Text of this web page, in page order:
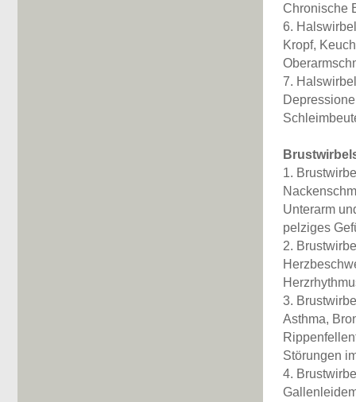
Chronische
6.
Kropf,
7.
1.
Unterarm
pelziges
2.
3.
Asthma,
Störungen
4.